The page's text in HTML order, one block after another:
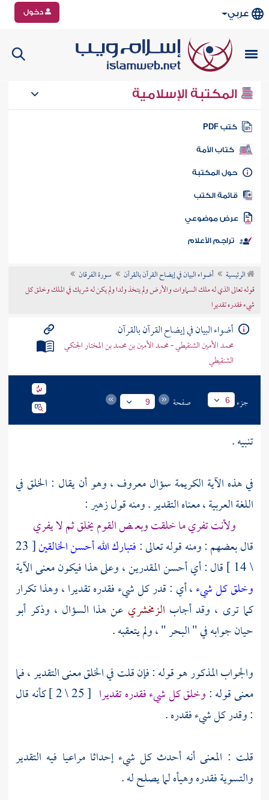
عربي دخول
المكتبة الإسلامية
كتب PDF
كتاب الأمة
المكتبة
الكتب
موضوعي
تراجم الأعلام
الرئيسية أضواء البيان في إيضاح القرآن بالقرآن
سورة الفرقان
قوله تعالى الذي له ملك السماوات والأرض ولم يتخذ ولدا ولم يكن له شريك في الملك وخلق كل
شيء فقدره تقديرا
أضواء البيان في إيضاح القرآن بالقرآن
محمد الأمين الشنقيطي - محمد الأمين بن محمد بن المختار الجنكي
الشنقيطي
جزء 6 صفحة 9
تنبيه .
في هذه الآية الكريمة سؤال معروف ، وهو أن يقال : الخلق في
اللغة العربية ، معناه التقدير . ومنه قولزهير:
ولأنت تفري ما خلقت وبعـ ـض القوم يخلق ثم لا يفري
قال بعضهم : ومنه قوله تعالى :فتبارك الله أحسن الخالقين [ 23
\ 14 ] قال : أي أحسن المقدرين ، وعلى هذا فيكون معنى الآية
وخلق كل شيء، أي : قدر كل شيء فقدره تقديرا ، وهذا تكرار
كما ترى ، وقد أجاب الزمخشري عن هذا السؤال ، وذكر أبو
حيانجوابه في " البحر " ، ولم يتعقبه .
والجواب المذكور هو قوله : فإن قلت في الخلق معنى التقدير ، فما
معنى قوله :وخلق كل شيء فقدره تقديرا
[ 25 \ 2 ] كأنه قال
: وقدر كل شيء فقدره .
قلت : المعنى أنه أحدث كل شيء إحداثا مراعيا فيه التقدير
والتسوية فقدره وهيأه لما يصلح له .